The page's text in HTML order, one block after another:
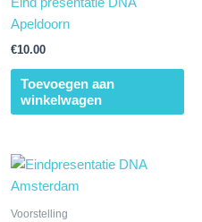
Eind presentatie DNA
Apeldoorn
€10.00
Toevoegen aan
winkelwagen
Voorstelling